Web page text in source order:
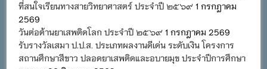
ที่สนใจเรียนทางสายวิทยาศาสตร์ ประจำปี ๒๕๖๙ 1 กรกฎาคม
2569
วันต่อต้านยาเสพติดโลก ประจำปี ๒๕๖๙ 1 กรกฎาคม 2569
รับรางวัลเสมา ป.ป.ส. ประเภทผลงานดีเด่น ระดับเงิน โครงการ
สถานศึกษาสีขาว ปลอดยาเสพติดและอบายมุข ประจำปีการศึกษา